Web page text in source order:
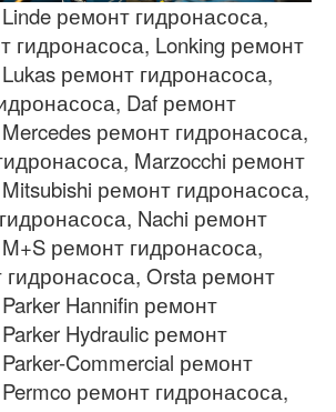
ремонт гидронасоса,
гидронасоса, Lonking ремонт
ремонт гидронасоса,
, Daf ремонт
ремонт гидронасоса,
, Marzocchi ремонт
ремонт гидронасоса,
, Nachi ремонт
ремонт гидронасоса,
, Orsta ремонт
Hannifin ремонт
Hydraulic ремонт
Commercial ремонт
ремонт гидронасоса,